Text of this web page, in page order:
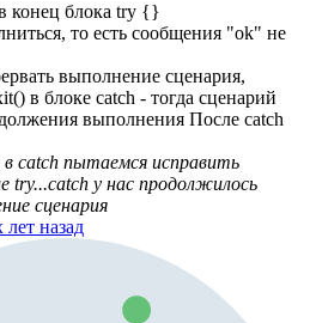
конец блока try {}
то есть сообщения "ok" не
выполнение сценария,
в блоке catch - тогда сценарий
выполнения После catch
catch пытаемся исправить
try...catch у нас продолжилось
сценария
лет назад